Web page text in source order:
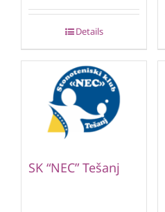
Details
SK “NEC” Tešanj